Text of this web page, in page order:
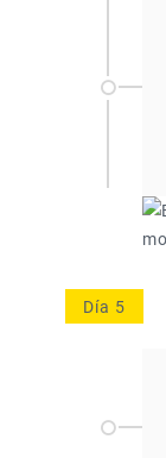
Día 5